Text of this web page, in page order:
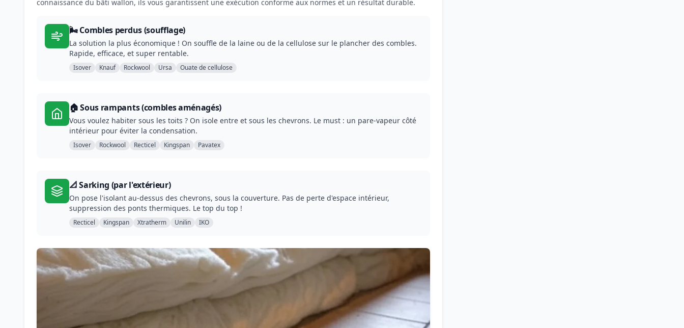
connaissance du bâti wallon, ils vous garantissent une exécution conforme aux normes et un résultat durable.
🌬️ Combles perdus (soufflage)
La solution la plus économique ! On souffle de la laine ou de la cellulose sur le plancher des combles.
Rapide, efficace, et super rentable.
Isover Knauf Rockwool Ursa Ouate de cellulose
🏠 Sous rampants (combles aménagés)
Vous voulez habiter sous les toits ? On isole entre et sous les chevrons. Le must : un pare-vapeur côté
intérieur pour éviter la condensation.
Isover Rockwool Recticel Kingspan Pavatex
📐 Sarking (par l'extérieur)
On pose l'isolant au-dessus des chevrons, sous la couverture. Pas de perte d'espace intérieur,
suppression des ponts thermiques. Le top du top !
Recticel Kingspan Xtratherm Unilin IKO